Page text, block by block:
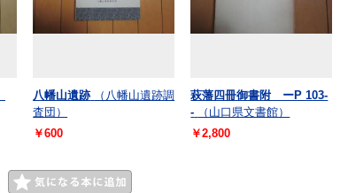
八幡山遺跡
（八幡山遺跡調
査団）
￥600
萩藩四冊御書附 ーP 103-
-
（山口県文書館）
￥2,800